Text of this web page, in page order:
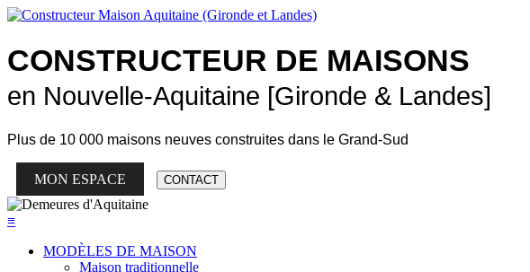
CONSTRUCTEUR DE MAISONS
en Nouvelle-Aquitaine [Gironde & Landes]
Plus de 10 000 maisons neuves construites dans le Grand-Sud
MON ESPACE CONTACT
≡
MODÈLES DE MAISON
Maison traditionnelle